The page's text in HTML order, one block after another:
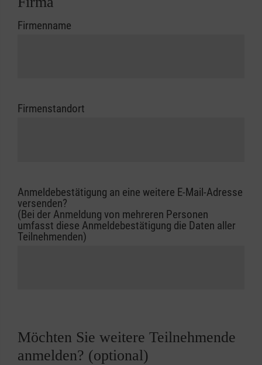
Firmenname
Firmenstandort
Anmeldebestätigung an eine weitere E-Mail-Adresse
versenden?
(Bei der Anmeldung von mehreren Personen
umfasst diese Anmeldebestätigung die Daten aller
Teilnehmenden)
Möchten Sie weitere Teilnehmende
anmelden? (optional)